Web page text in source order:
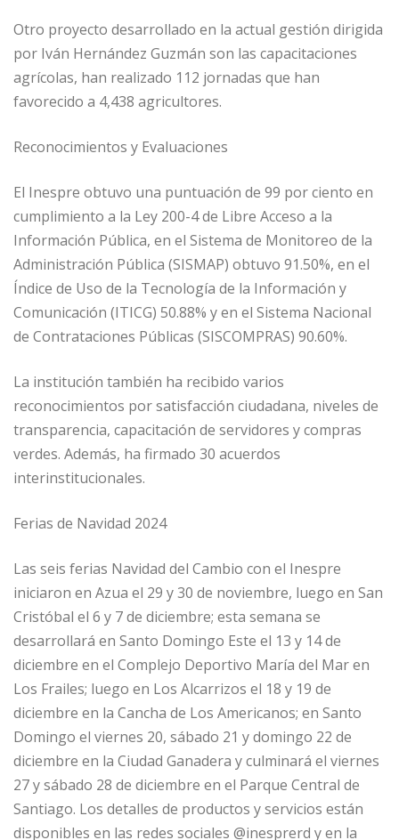
Otro proyecto desarrollado en la actual gestión dirigida
por Iván Hernández Guzmán son las capacitaciones
agrícolas, han realizado 112 jornadas que han
favorecido a 4,438 agricultores.
Reconocimientos y Evaluaciones
El Inespre obtuvo una puntuación de 99 por ciento en
cumplimiento a la Ley 200-4 de Libre Acceso a la
Información Pública, en el Sistema de Monitoreo de la
Administración Pública (SISMAP) obtuvo 91.50%, en el
Índice de Uso de la Tecnología de la Información y
Comunicación (ITICG) 50.88% y en el Sistema Nacional
de Contrataciones Públicas (SISCOMPRAS) 90.60%.
La institución también ha recibido varios
reconocimientos por satisfacción ciudadana, niveles de
transparencia, capacitación de servidores y compras
verdes. Además, ha firmado 30 acuerdos
interinstitucionales.
Ferias de Navidad 2024
Las seis ferias Navidad del Cambio con el Inespre
iniciaron en Azua el 29 y 30 de noviembre, luego en San
Cristóbal el 6 y 7 de diciembre; esta semana se
desarrollará en Santo Domingo Este el 13 y 14 de
diciembre en el Complejo Deportivo María del Mar en
Los Frailes; luego en Los Alcarrizos el 18 y 19 de
diciembre en la Cancha de Los Americanos; en Santo
Domingo el viernes 20, sábado 21 y domingo 22 de
diciembre en la Ciudad Ganadera y culminará el viernes
27 y sábado 28 de diciembre en el Parque Central de
Santiago. Los detalles de productos y servicios están
disponibles en las redes sociales @inesprerd y en la